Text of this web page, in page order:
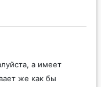
а имеет
же как бы